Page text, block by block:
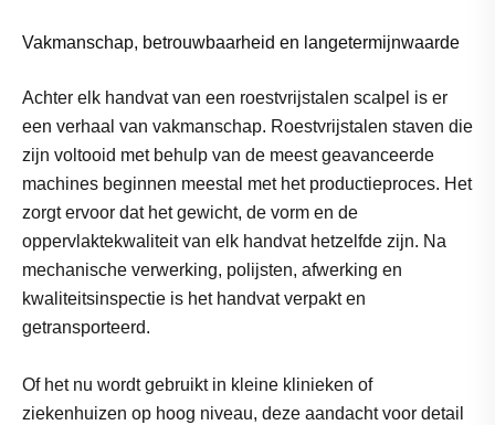
Vakmanschap, betrouwbaarheid en langetermijnwaarde
Achter elk handvat van een roestvrijstalen scalpel is er
een verhaal van vakmanschap. Roestvrijstalen staven die
zijn voltooid met behulp van de meest geavanceerde
machines beginnen meestal met het productieproces. Het
zorgt ervoor dat het gewicht, de vorm en de
oppervlaktekwaliteit van elk handvat hetzelfde zijn. Na
mechanische verwerking, polijsten, afwerking en
kwaliteitsinspectie is het handvat verpakt en
getransporteerd.
Of het nu wordt gebruikt in kleine klinieken of
ziekenhuizen op hoog niveau, deze aandacht voor detail